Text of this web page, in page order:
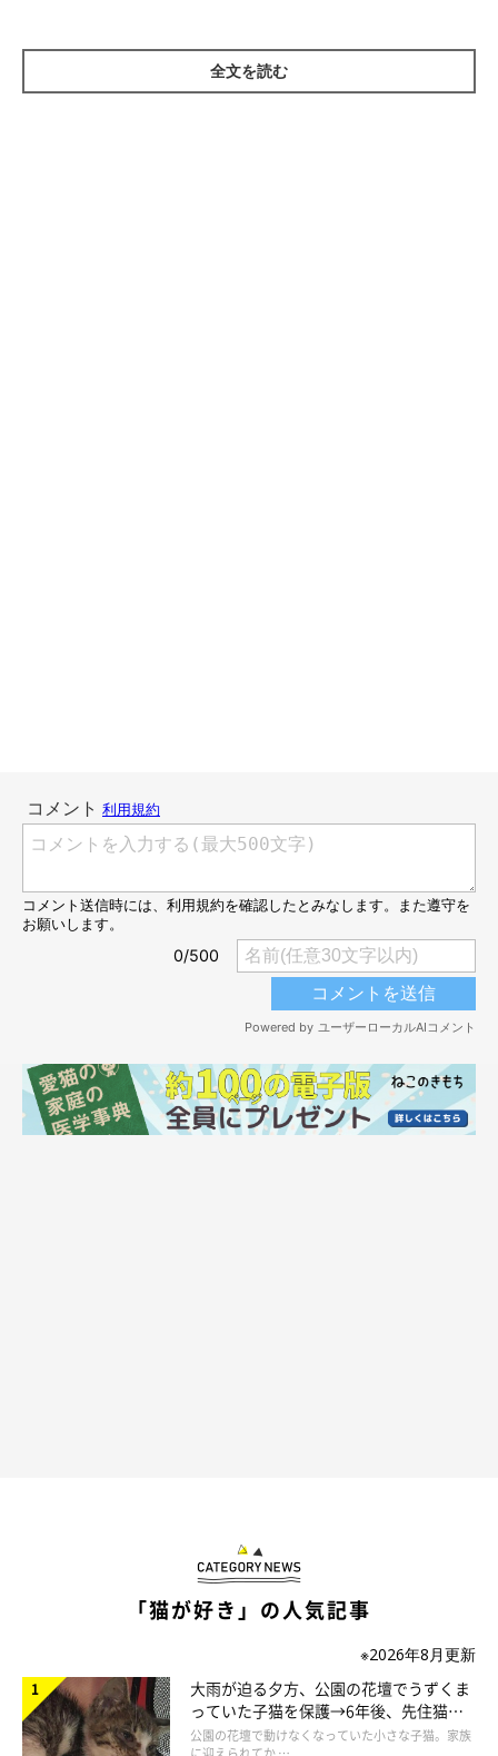
心ここにあらず
どうしたらいいのかわからず、とりあえず固まるコスケくん。
そんな兄・コスケくんの気持ちも知らずに、ココタくんはまった
り中。お兄ちゃんがそばにいてくれて安心するのか、気持ちよさ
そうな表情をしています♪
全文を読む
「猫が好き」の人気記事
※2026年8月更新
大雨が迫る夕方、公園の花壇でうずくま
っていた子猫を保護→6年後、先住猫
と“姉妹”のような関係に
公園の花壇で動けなくなっていた小さな子猫。家族